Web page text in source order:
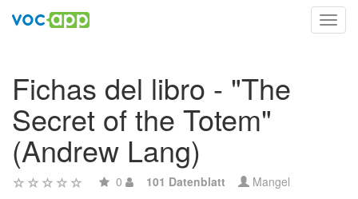
Fichas del libro - "The
Secret of the Totem"
(Andrew Lang)
0 101 Datenblatt Mangel